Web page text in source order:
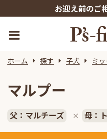
お迎え前のご
ホーム 探す 子犬 ミ
マルプー
父：マルチーズ × 母：